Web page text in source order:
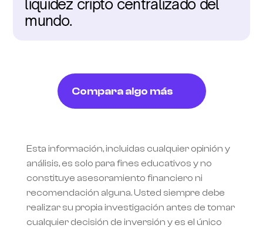
liquidez cripto centralizado del
mundo.
Compara algo más
Esta información, incluidas cualquier opinión y
análisis, es solo para fines educativos y no
constituye asesoramiento financiero ni
recomendación alguna. Usted siempre debe
realizar su propia investigación antes de tomar
cualquier decisión de inversión y es el único